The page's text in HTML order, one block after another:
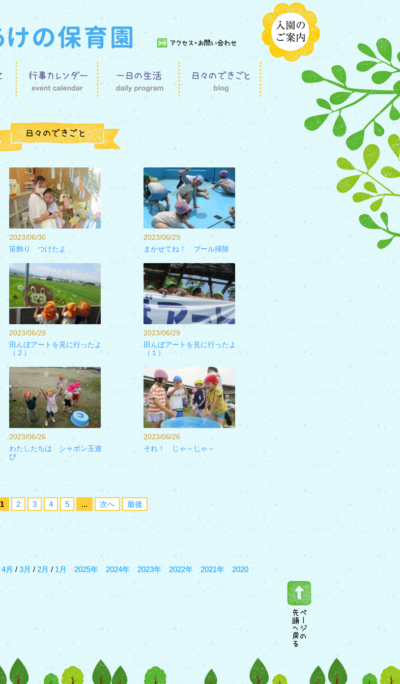
2023/06/30
笹飾り つけたよ
2023/06/29
まかせてね！ プール掃除
2023/06/29
田んぼアートを見に行ったよ
（２）
2023/06/29
田んぼアートを見に行ったよ
（１）
2023/06/26
わたしたちは シャボン玉遊
び
2023/06/26
それ！ じゃ～じゃ～
1 2 3 4 5 ... 次へ 最後
4月 / 3月 / 2月 / 1月 2025年 2024年 2023年 2022年 2021年
2020